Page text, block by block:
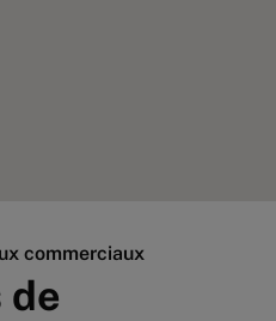
commerciaux
de